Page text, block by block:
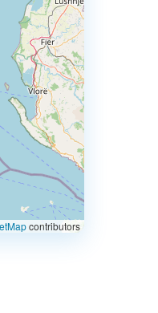
contributors